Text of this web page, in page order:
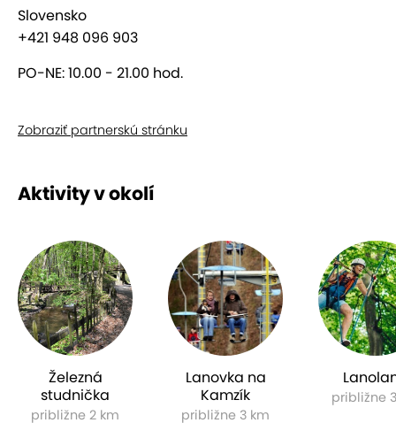
Slovensko
+421 948 096 903
PO-NE: 10.00 - 21.00 hod.
Zobraziť partnerskú stránku
Aktivity v okolí
Železná
studnička
približne 2 km
Lanovka na
Kamzík
približne 3 km
približne